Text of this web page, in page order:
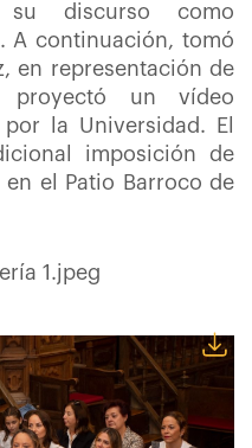
su discurso como
A continuación, tomó
en representación de
proyectó un vídeo
la Universidad. El
imposición de
el Patio Barroco de